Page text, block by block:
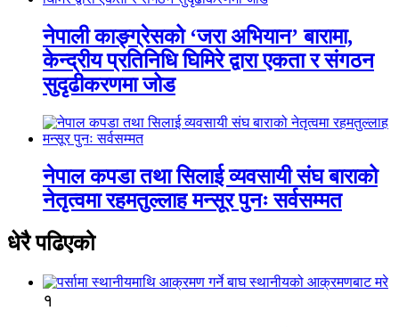
नेपाली काङ्ग्रेसको ‘जरा अभियान’ बारामा,
केन्द्रीय प्रतिनिधि घिमिरे द्वारा एकता र संगठन
सुदृढीकरणमा जोड
नेपाल कपडा तथा सिलाई व्यवसायी संघ बाराको
नेतृत्वमा रहमतुल्लाह मन्सूर पुनः सर्वसम्मत
धेरै पढिएको
१